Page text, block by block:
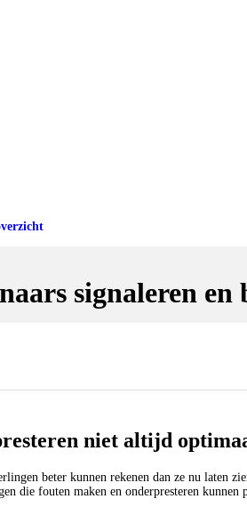
signaleren en
niet altijd
beter kunnen rekenen dan ze nu laten
die fouten maken en onderpresteren kunnen